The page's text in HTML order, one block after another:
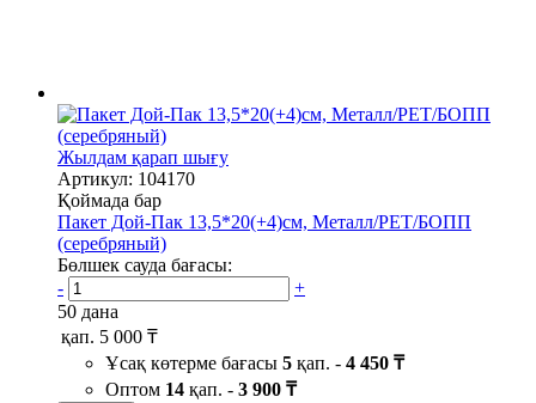
Жылдам қарап шығу
Артикул: 104170
Қоймада бар
Пакет Дой-Пак 13,5*20(+4)см, Металл/PET/БОПП
(серебряный)
Бөлшек сауда бағасы:
-
+
50 дана
қап. 5 000 ₸
Ұсақ көтерме бағасы 5 қап. - 4 450 ₸
Оптом 14 қап. - 3 900 ₸